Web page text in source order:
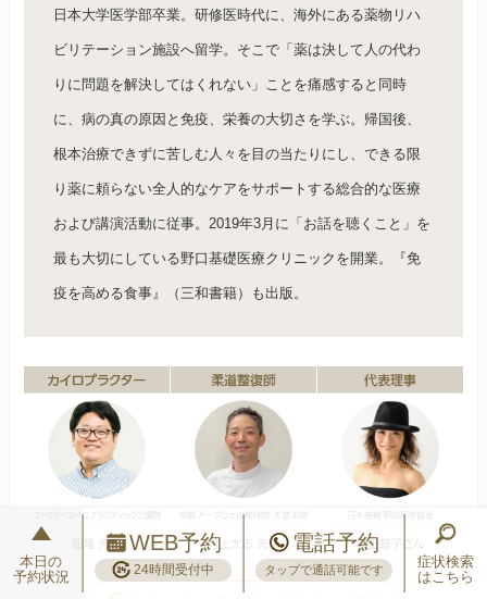
日本大学医学部卒業。研修医時代に、海外にある薬物リハ
ビリテーション施設へ留学。そこで「薬は決して人の代わ
りに問題を解決してはくれない」ことを痛感すると同時
に、病の真の原因と免疫、栄養の大切さを学ぶ。帰国後、
根本治療できずに苦しむ人々を目の当たりにし、できる限
り薬に頼らない全人的なケアをサポートする総合的な医療
および講演活動に従事。2019年3月に「お話を聴くこと」を
最も大切にしている野口基礎医療クリニックを開業。『免
疫を高める食事』（三和書籍）も出版。
本日の
予約状況
WEB予約
24時間受付中
電話予約
タップで通話可能です
症状検索
はこちら